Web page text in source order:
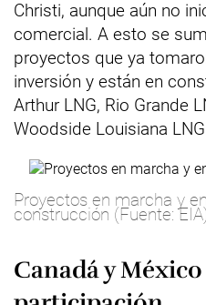
Christi, aunque aún no
comercial. A esto se
proyectos que ya
inversión y están en
Arthur LNG, Rio Grande
Woodside Louisiana
Proyectos en marcha y en
construcción (Fuente:
Canadá y